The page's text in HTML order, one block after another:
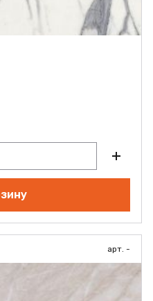
арт. -